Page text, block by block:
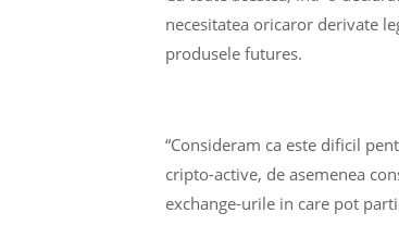
necesitatea oricaror derivate
produsele futures.
“Consideram ca este dificil
cripto-active, de asemenea
exchange-urile in care pot